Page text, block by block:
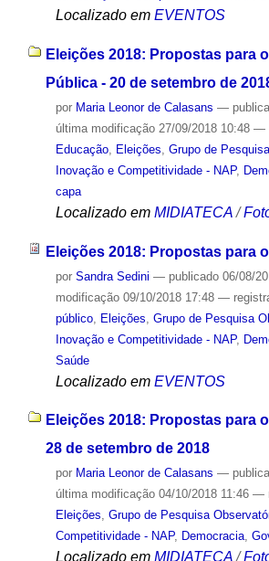
Localizado em EVENTOS
Eleições 2018: Propostas para
Pública - 20 de setembro de
por Maria Leonor de Calasans —
última modificação27/09/2018 10:48 —
Educação, Eleições Grupo de
Inovação e Competitividade - NAP,
capa
Localizado em MIDIATECA /
Eleições 2018: Propostas para
por Sandra Sedini — publicado06/08/
modificação09/10/2018 17:48 —
público, Eleições Grupo de Pesquisa
Inovação e Competitividade - NAP,
Saúde
Localizado em EVENTOS
Eleições 2018: Propostas para
28 de setembro de 2018
por Maria Leonor de Calasans —
última modificação04/10/2018 11:46 —
Eleições, Grupo de Pesquisa
Competitividade - NAP, Democracia,
Localizado em MIDIATECA /